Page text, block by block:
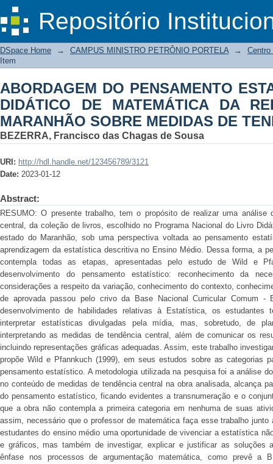
Repositório
ABORDAGEM DO
MATEMÁTICA DA REDE
TENDÊNCIA CENTRAL
DSpace/Manakin Repository
DSpace Home → CAMPUS MINISTRO PETRÔNIO PORTELA →
Centro
Item
ABORDAGEM DO PENSAMENTO
DIDÁTICO DE MATEMÁTICA DA
MARANHÃO SOBRE MEDIDAS DE
BEZERRA, Francisco das Chagas de Sousa
URI: http://hdl.handle.net/123456789/3121
Date: 2023-01-12
Abstract:
RESUMO: O presente trabalho, tem o propósito de realizar uma análise
central, da coleção de livros, escolhido no Programa Nacional do Livro
estado do Maranhão, sob uma perspectiva voltada ao pensamento
aprendizagem da estatística descritiva no Ensino Médio. Dessa forma, a
contempla todas as etapas, apresentadas pelo estudo de Wild e
desenvolvimento do pensamento estatístico: reconhecimento da
considerações a respeito da variação, conhecimento do contexto,
de aprovada passou pelo crivo da Base Nacional Curricular Comum
desenvolvimento de habilidades relativas à Estatística, os estudantes
interpretar estatísticas divulgadas pela mídia, mas, sobretudo, de
interpretando as medidas de tendência central, além de comunicar os
incluindo representações gráficas adequadas. Assim, este trabalho
propõe Wild e Pfannkuch (1999), em seus estudos sobre as categorias
pensamento estatístico. A metodologia utilizada na pesquisa foi a análise
no conteúdo de medidas de tendência central na obra analisada, alcança
do pensamento estatístico, ficando evidentes a transnumeração e o
que a obra não contempla a primeira categoria em nenhuma de suas
assim, necessário que o professor de matemática faça esse trabalho
estudantes do ensino médio uma oportunidade de vivenciar a estatística
e gráficos, mas também de investigar, explicar e justificar as soluções
ênfase nos processos de argumentação matemática, como prevê a